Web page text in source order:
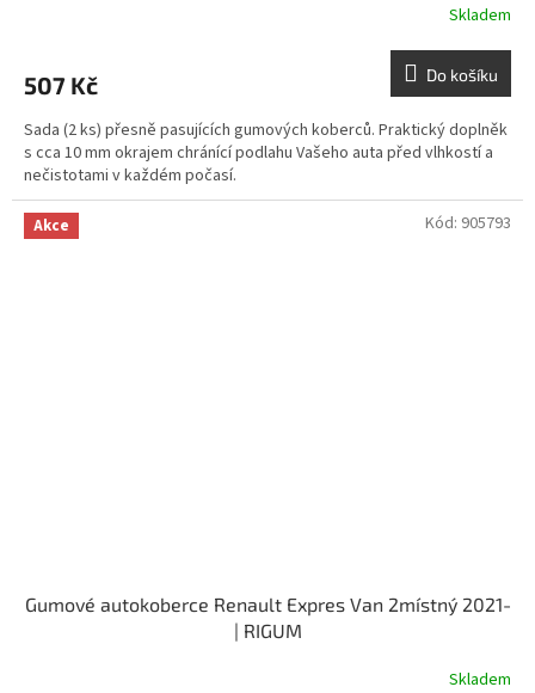
Skladem
507 Kč Do košíku
Sada (2 ks) přesně pasujících gumových koberců. Praktický doplněk
s cca 10 mm okrajem chránící podlahu Vašeho auta před vlhkostí a
nečistotami v každém počasí.
Akce
Gumové autokoberce Renault Expres Van 2místný 2021-
| RIGUM
Skladem
Kód: 905793